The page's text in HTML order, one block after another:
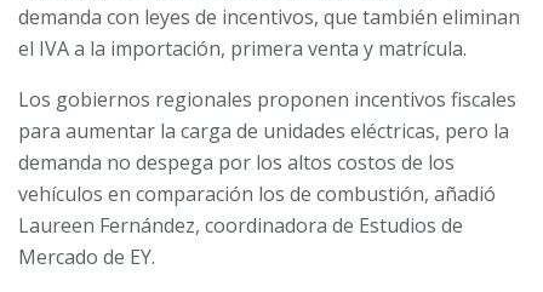
demanda con leyes de incentivos, que también eliminan
el IVA a la importación, primera venta y matrícula.
Los gobiernos regionales proponen incentivos fiscales
para aumentar la carga de unidades eléctricas, pero la
demanda no despega por los altos costos de los
vehículos en comparación los de combustión, añadió
Laureen Fernández, coordinadora de Estudios de
Mercado de EY.